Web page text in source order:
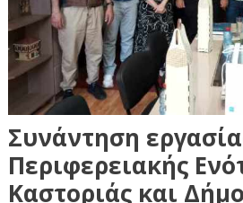
Συνάντηση
Περιφερειακής
Καστοριάς και